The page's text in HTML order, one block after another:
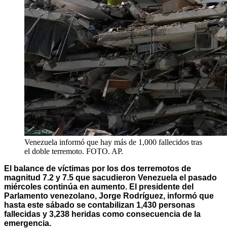
Venezuela informó que hay más de 1,000 fallecidos tras
el doble terremoto. FOTO. AP.
El balance de víctimas por los dos terremotos de
magnitud 7.2 y 7.5 que sacudieron Venezuela el pasado
miércoles continúa en aumento. El presidente del
Parlamento venezolano, Jorge Rodríguez, informó que
hasta este sábado se contabilizan 1,430 personas
fallecidas y 3,238 heridas como consecuencia de la
emergencia.